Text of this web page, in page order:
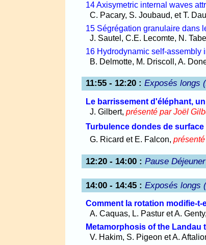
14 Axisymetric internal waves
C. Pacary, S. Joubaud, et T.
15 Ségrégation granulaire dans
J. Sautel, C.E. Lecomte, N.
16 Hydrodynamic self-assembly
B. Delmotte, M. Driscoll, A.
11:55 - 12:20 :Exposés longs
Le barrissement d'éléphant,
J. Gilbert, présenté par Joël
Turbulence dondes de
G. Ricard et E. Falcon,
12:20 - 14:00 :Pause Déjeuner
14:00 - 14:45 :Exposés longs
Comment la rotation modifie-
A. Caquas, L. Pastur et A. Genty,
Metamorphosis of the
V. Hakim, S. Pigeon et A.